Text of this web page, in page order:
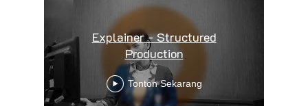
Explainer - Structured
Production
Tonton Sekarang